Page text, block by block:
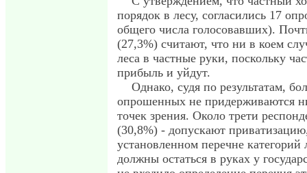
порядок в лесу, согласились 17
общего числа голосовавших).
(27,3%) считают, что ни в коем
леса в частные руки, поскольку
прибыль и уйдут.
Однако, судя по результатам,
опрошенных не придерживаются
точек зрения. Около трети
(30,8%) - допускают
установленном перечне категорий
должны остаться в руках у